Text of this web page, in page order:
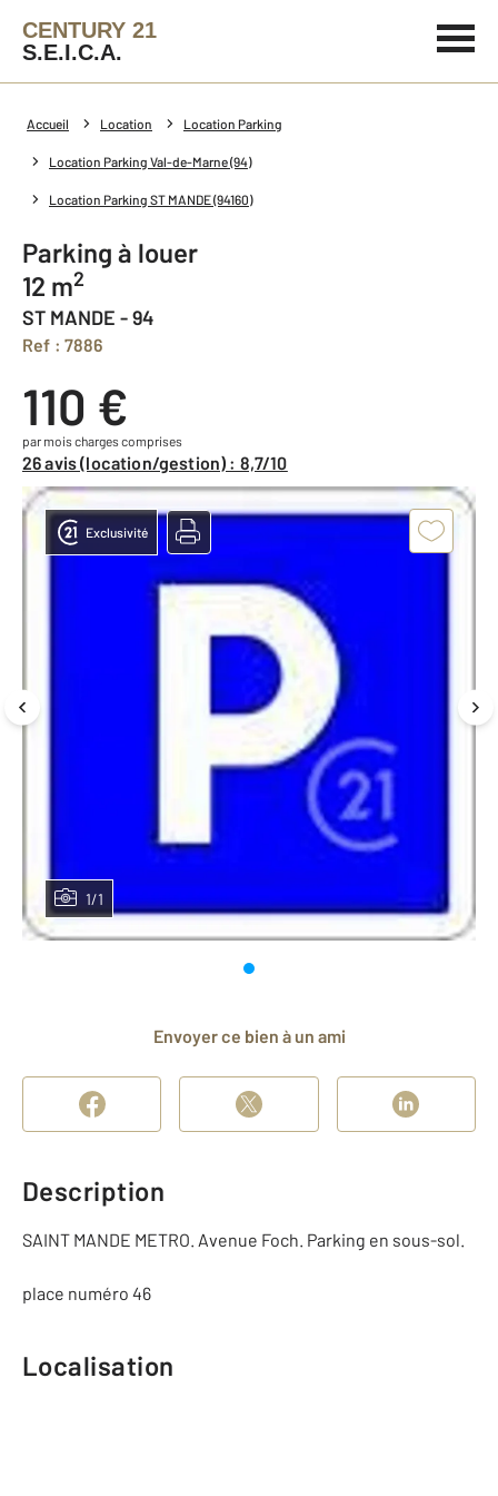
CENTURY 21
S.E.I.C.A.
Accueil Location Location Parking
Location Parking Val-de-Marne (94)
Location Parking ST MANDE (94160)
Parking à louer
12 m2
ST MANDE - 94
Ref : 7886
110 €
par mois charges comprises
26 avis (location/gestion) : 8,7/10
1/1
Exclusivité
Envoyer ce bien à un ami
Description
SAINT MANDE METRO. Avenue Foch. Parking en sous-sol.
place numéro 46
Localisation